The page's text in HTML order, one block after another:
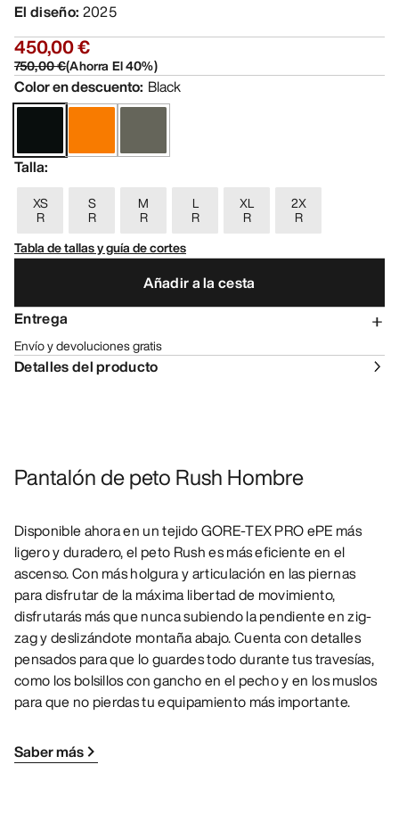
El diseño: 2025
450,00 €
750,00 €(Ahorra El40%)
Color en descuento: Black
Talla:
XS
R
S
R
M
R
L
R
XL
R
2X
R
Tabla de tallas y guía de cortes
Añadir a la cesta
Entrega
Envío y devoluciones gratis
Detalles del producto
Pantalón de peto Rush Hombre
Disponible ahora en un tejido GORE-TEX PRO ePE más
ligero y duradero, el peto Rush es más eficiente en el
ascenso. Con más holgura y articulación en las piernas
para disfrutar de la máxima libertad de movimiento,
disfrutarás más que nunca subiendo la pendiente en zig-
zag y deslizándote montaña abajo. Cuenta con detalles
pensados para que lo guardes todo durante tus travesías,
como los bolsillos con gancho en el pecho y en los muslos
para que no pierdas tu equipamiento más importante.
Saber más